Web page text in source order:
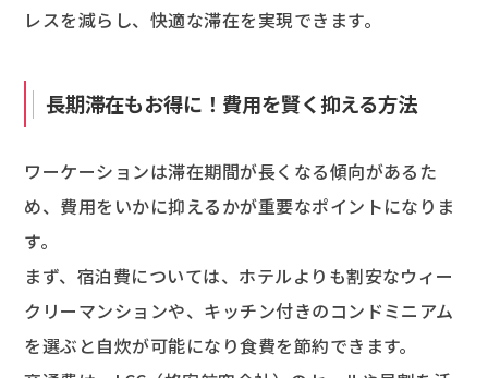
レスを減らし、快適な滞在を実現できます。
長期滞在もお得に！費用を賢く抑える方法
ワーケーションは滞在期間が長くなる傾向があるた
め、費用をいかに抑えるかが重要なポイントになりま
す。
まず、宿泊費については、ホテルよりも割安なウィー
クリーマンションや、キッチン付きのコンドミニアム
を選ぶと自炊が可能になり食費を節約できます。